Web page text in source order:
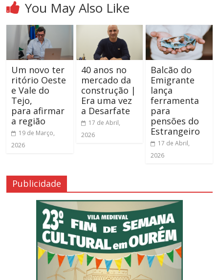
You May Also Like
Um novo ter
ritório Oeste
e Vale do
Tejo,
para afirmar
a região
19 de Março,
2026
40 anos no
mercado da
construção |
Era uma vez
a Desarfate
17 de Abril,
2026
Balcão do
Emigrante
lança
ferramenta
para
pensões do
Estrangeiro
17 de Abril,
2026
Publicidade